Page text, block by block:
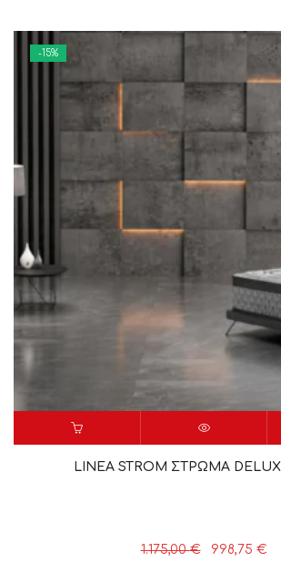
-15%
LINEA STROM ΣΤΡΩΜΑ DELUX
1.175,00€
Original
998,75 €Η